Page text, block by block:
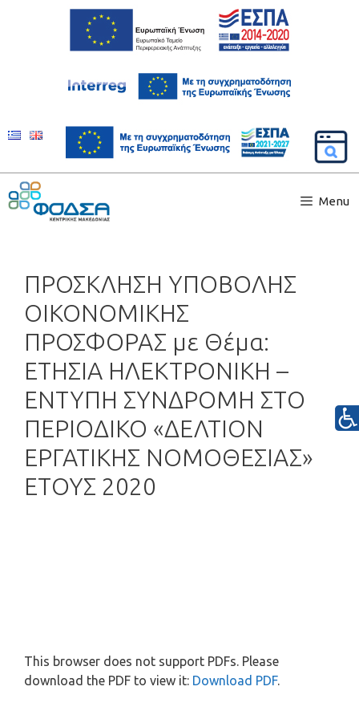
Menu
ΠΡΟΣΚΛΗΣΗ ΥΠΟΒΟΛΗΣ
ΟΙΚΟΝΟΜΙΚΗΣ
ΠΡΟΣΦΟΡΑΣ με Θέμα:
ΕΤΗΣΙΑ ΗΛΕΚΤΡΟΝΙΚΗ –
ΕΝΤΥΠΗ ΣΥΝΔΡΟΜΗ ΣΤΟ
ΠΕΡΙΟΔΙΚΟ «ΔΕΛΤΙΟΝ
ΕΡΓΑΤΙΚΗΣ ΝΟΜΟΘΕΣΙΑΣ»
ΕΤΟΥΣ 2020
This browser does not support PDFs. Please
download the PDF to view it: Download PDF.